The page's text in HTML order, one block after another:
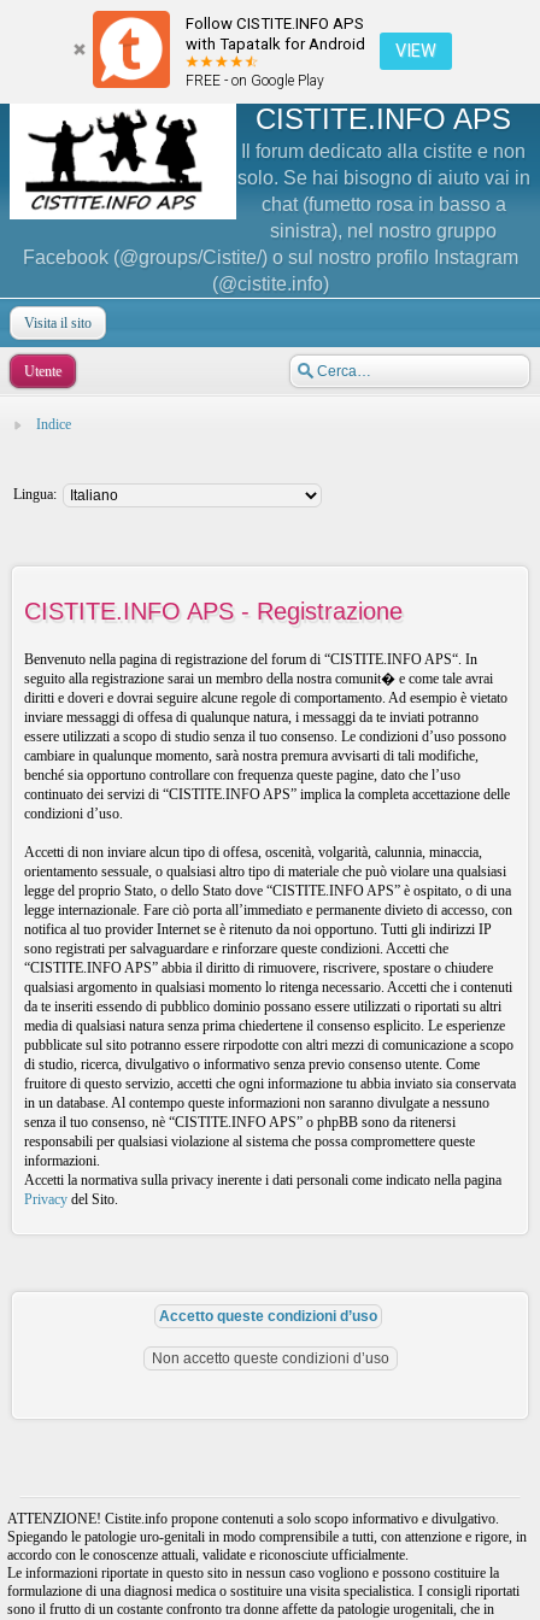
Follow CISTITE.INFO APS
with Tapatalk for Android
FREE - on Google Play
VIEW
CISTITE.INFO APS
Il forum dedicato alla cistite e non
solo. Se hai bisogno di aiuto vai in
chat (fumetto rosa in basso a
sinistra), nel nostro gruppo
Facebook (@groups/Cistite/) o sul nostro profilo Instagram
(@cistite.info)
Visita il sito
Utente
Indice
Lingua:
CISTITE.INFO APS - Registrazione
Benvenuto nella pagina di registrazione del forum di “CISTITE.INFO APS“. In
seguito alla registrazione sarai un membro della nostra comunit� e come tale avrai
diritti e doveri e dovrai seguire alcune regole di comportamento. Ad esempio è vietato
inviare messaggi di offesa di qualunque natura, i messaggi da te inviati potranno
essere utilizzati a scopo di studio senza il tuo consenso. Le condizioni d’uso possono
cambiare in qualunque momento, sarà nostra premura avvisarti di tali modifiche,
benché sia opportuno controllare con frequenza queste pagine, dato che l’uso
continuato dei servizi di “CISTITE.INFO APS” implica la completa accettazione delle
condizioni d’uso.
Accetti di non inviare alcun tipo di offesa, oscenità, volgarità, calunnia, minaccia,
orientamento sessuale, o qualsiasi altro tipo di materiale che può violare una qualsiasi
legge del proprio Stato, o dello Stato dove “CISTITE.INFO APS” è ospitato, o di una
legge internazionale. Fare ciò porta all’immediato e permanente divieto di accesso, con
notifica al tuo provider Internet se è ritenuto da noi opportuno. Tutti gli indirizzi IP
sono registrati per salvaguardare e rinforzare queste condizioni. Accetti che
“CISTITE.INFO APS” abbia il diritto di rimuovere, riscrivere, spostare o chiudere
qualsiasi argomento in qualsiasi momento lo ritenga necessario. Accetti che i contenuti
da te inseriti essendo di pubblico dominio possano essere utilizzati o riportati su altri
media di qualsiasi natura senza prima chiedertene il consenso esplicito. Le esperienze
pubblicate sul sito potranno essere rirpodotte con altri mezzi di comunicazione a scopo
di studio, ricerca, divulgativo o informativo senza previo consenso utente. Come
fruitore di questo servizio, accetti che ogni informazione tu abbia inviato sia conservata
in un database. Al contempo queste informazioni non saranno divulgate a nessuno
senza il tuo consenso, nè “CISTITE.INFO APS” o phpBB sono da ritenersi
responsabili per qualsiasi violazione al sistema che possa compromettere queste
informazioni.
Accetti la normativa sulla privacy inerente i dati personali come indicato nella pagina
Privacy del Sito.
ATTENZIONE! Cistite.info propone contenuti a solo scopo informativo e divulgativo.
Spiegando le patologie uro-genitali in modo comprensibile a tutti, con attenzione e rigore, in
accordo con le conoscenze attuali, validate e riconosciute ufficialmente.
Le informazioni riportate in questo sito in nessun caso vogliono e possono costituire la
formulazione di una diagnosi medica o sostituire una visita specialistica. I consigli riportati
sono il frutto di un costante confronto tra donne affette da patologie urogenitali, che in